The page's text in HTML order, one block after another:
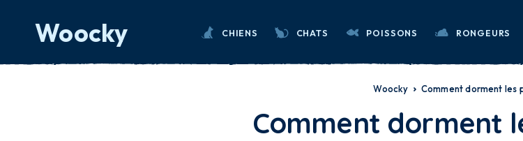
Woocky CHIENS CHATS POISSONS RONGEURS
Woocky Comment dorment les
Comment dorment